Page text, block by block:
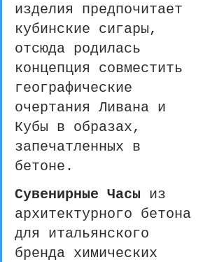
изделия предпочитает
кубинские сигары,
отсюда родилась
концепция совместить
географические
очертания Ливана и
Кубы в образах,
запечатленных в
бетоне.
Сувенирные Часы из
архитектурного бетона
для итальянского
бренда химических